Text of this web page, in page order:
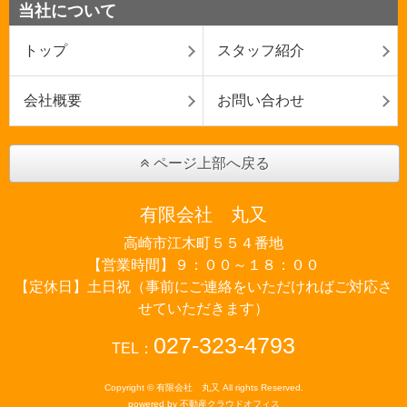
当社について
トップ スタッフ紹介
会社概要 お問い合わせ
ページ上部へ戻る
有限会社 丸又
高崎市江木町５５４番地
【営業時間】９：００～１８：００
【定休日】土日祝（事前にご連絡をいただければご対応さ
せていただきます）
TEL： 027-323-4793
Copyright © 有限会社 丸又 All rights Reserved.
powered by 不動産クラウドオフィス